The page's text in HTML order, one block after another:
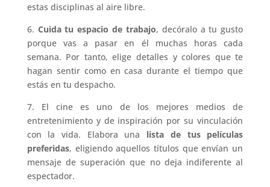
estas disciplinas al aire libre.
6. Cuida tu espacio de trabajo, decóralo a tu gusto
porque vas a pasar en él muchas horas cada
semana. Por tanto, elige detalles y colores que te
hagan sentir como en casa durante el tiempo que
estás en tu despacho.
7. El cine es uno de los mejores medios de
entretenimiento y de inspiración por su vinculación
con la vida. Elabora una lista de tus películas
preferidas, eligiendo aquellos títulos que envían un
mensaje de superación que no deja indiferente al
espectador.